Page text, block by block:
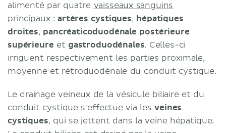
alimenté par quatre vaisseaux sanguins
principaux :artères cystiques, hépatiques
droites, pancréaticoduodénale postérieure
supérieure et gastroduodénales. Celles-ci
irriguent respectivement les parties proximale,
moyenne et rétroduodénale du conduit cystique.
Le drainage veineux de la vésicule biliaire et du
conduit cystique s'effectue via lesveines
cystiques, qui se jettent dans la veine hépatique.